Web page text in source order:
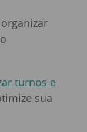
turnos e
sua